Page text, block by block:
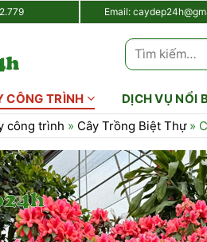
Email:
Tìm
kiếm:
CÔNG TRÌNH DỊCH VỤ NỔI
công trình » Cây Trồng Biệt Thự»